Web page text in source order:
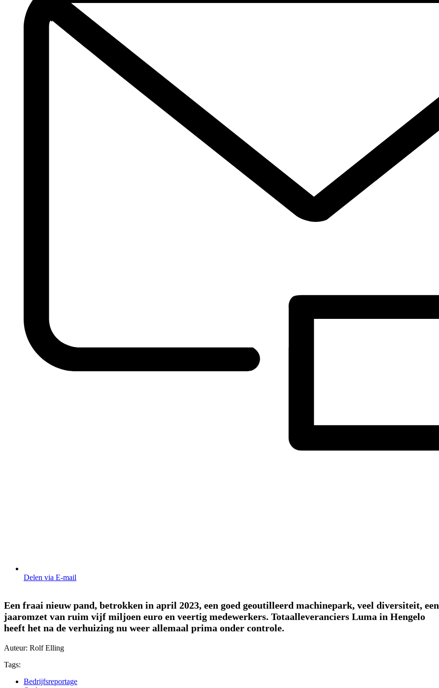
Delen via E-mail
Een fraai nieuw pand, betrokken in april 2023, een goed geoutilleerd machinepark, veel diversiteit, een
jaaromzet van ruim vijf miljoen euro en veertig medewerkers. Totaalleveranciers Luma in Hengelo
heeft het na de verhuizing nu weer allemaal prima onder controle.
Auteur: Rolf Elling
Tags:
Bedrijfsreportage